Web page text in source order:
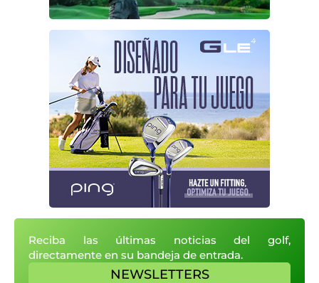
Reciba las últimas noticias del golf,
directamente en su bandeja de entrada.
NEWSLETTERS